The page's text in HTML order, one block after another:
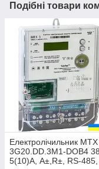
Подібні товари
Електролічильник MTX
3G20.DD.3M1-DOB4
5(10)А, A±,R±, RS-485,